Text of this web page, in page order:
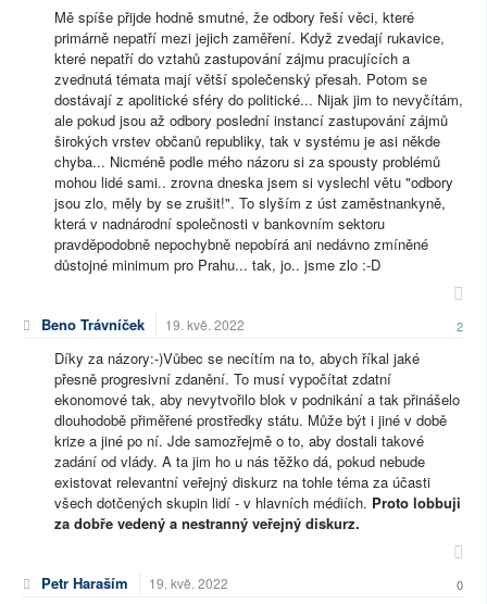
Mě spíše přijde hodně smutné, že odbory řeší věci, které
primárně nepatří mezi jejich zaměření. Když zvedají rukavice,
které nepatří do vztahů zastupování zájmu pracujících a
zvednutá témata mají větší společenský přesah. Potom se
dostávají z apolitické sféry do politické... Nijak jim to nevyčítám,
ale pokud jsou až odbory poslední instancí zastupování zájmů
širokých vrstev občanů republiky, tak v systému je asi někde
chyba... Nicméně podle mého názoru si za spousty problémů
mohou lidé sami.. zrovna dneska jsem si vyslechl větu "odbory
jsou zlo, měly by se zrušit!". To slyším z úst zaměstnankyně,
která v nadnárodní společnosti v bankovním sektoru
pravděpodobně nepochybně nepobírá ani nedávno zmíněné
důstojné minimum pro Prahu... tak, jo.. jsme zlo :-D
Beno Trávníček 19. kvě. 2022 2
Díky za názory:-)Vůbec se necítím na to, abych říkal jaké
přesně progresivní zdanění. To musí vypočítat zdatní
ekonomové tak, aby nevytvořilo blok v podnikání a tak přinášelo
dlouhodobě přiměřené prostředky státu. Může být i jiné v době
krize a jiné po ní. Jde samozřejmě o to, aby dostali takové
zadání od vlády. A ta jim ho u nás těžko dá, pokud nebude
existovat relevantní veřejný diskurz na tohle téma za účasti
všech dotčených skupin lidí - v hlavních médiích. Proto lobbuji
za dobře vedený a nestranný veřejný diskurz.
Petr Haraším 19. kvě. 2022 0